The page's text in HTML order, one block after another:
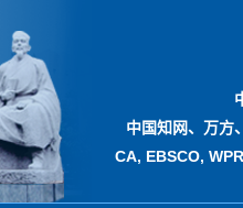
中国知网、万方
CA, EBSCO,